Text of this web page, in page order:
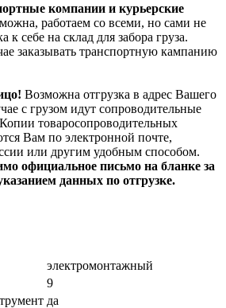
компании и курьерские
работаем со всеми, но сами не
к себе на склад для забора груза.
заказывать транспортную кампанию
Возможна отгрузка в адрес Вашего
с грузом идут сопроводительные
товаросопроводительных
Вам по электронной почте,
или другим удобным способом.
официальное письмо на бланке за
данных по отгрузке.
электромонтажный
9
да